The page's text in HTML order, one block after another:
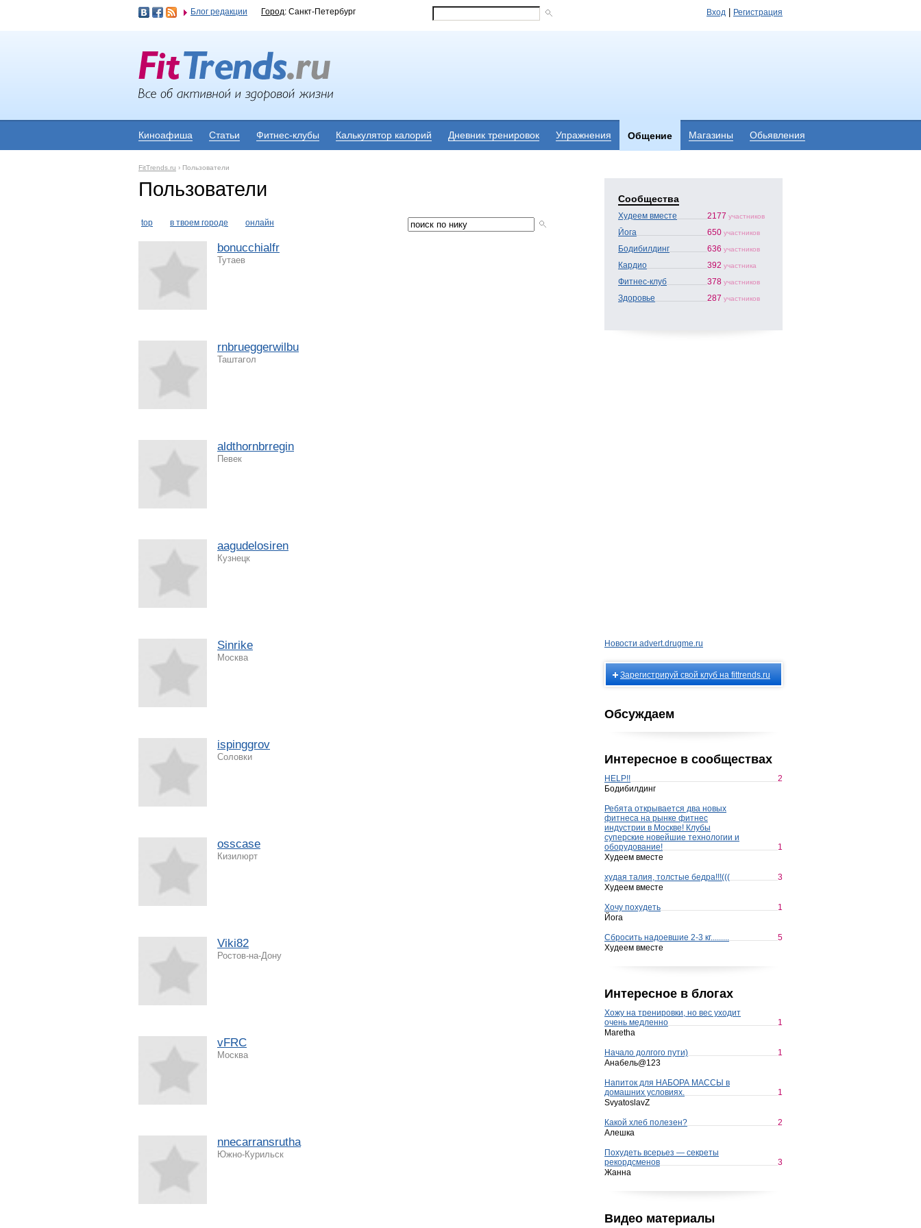
Блог редакции Город: Санкт-Петербург Вход Регистрация
Киноафиша Статьи Фитнес-клубы Калькулятор калорий Дневник тренировок Упражнения Общение Магазины Обьявления
FitTrends.ru › Пользователи
Пользователи
top в твоем городе онлайн
bonucchialfr
Тутаев
rnbrueggerwilbu
Таштагол
aldthornbrregin
Певек
aagudelosiren
Кузнецк
Sinrike
Москва
ispinggrov
Соловки
osscase
Кизилюрт
Viki82
Ростов-на-Дону
vFRC
Москва
nnecarransrutha
Южно-Курильск
Сообщества
Худеем вместе 2177 участников
Йога 650 участников
Бодибилдинг 636 участников
Кардио 392 участника
Фитнес-клуб 378 участников
Здоровье 287 участников
Новости advert.drugme.ru
Зарегистрируй свой клуб на fittrends.ru
Обсуждаем
Интересное в сообществах
HELP!!
2
Бодибилдинг
Ребята открывается два новых
фитнеса на рынке фитнес
индустрии в Москве! Клубы
суперские новейшие технологии и
оборудование!
1
Худеем вместе
худая талия, толстые бедра!!!(((
3
Худеем вместе
Хочу похудеть
1
Йога
Сбросить надоевшие 2-3 кг.........
5
Худеем вместе
Интересное в блогах
Хожу на тренировки, но вес уходит
очень медленно
1
Maretha
Начало долгого пути)
1
Анабель@123
Напиток для НАБОРА МАССЫ в
домашних условиях.
1
SvyatoslavZ
Какой хлеб полезен?
2
Алешка
Похудеть всерьез — секреты
рекордсменов
3
Жанна
Видео материалы